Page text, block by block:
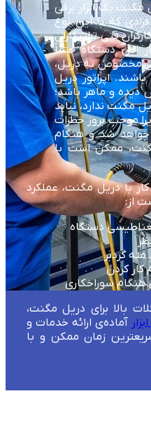
یک ابزار برقی
که با این نوع
فنی تراشکاران
این دستگاه حتماً
مخصوص به دریل،
اپراتور دریل
دیده و ماهر باشد؛
مگنت ندارد، نباید
موجب بروز خطرات
خواهد شد و هنگام
ممکن است با
با دریل مگنت، عملکرد
از:
دستگاه
گردبر
کار کردن
سوراخکاری
بالا برای دریل مگنت،
آماده‌ی ارائه خدمات و
زمان ممکن و با